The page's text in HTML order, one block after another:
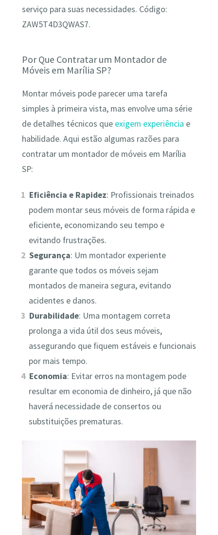
serviço para suas necessidades. Código:
ZAW5T4D3QWAS7.
Por Que Contratar um Montador de
Móveis em Marília SP?
Montar móveis pode parecer uma tarefa
simples à primeira vista, mas envolve uma série
de detalhes técnicos que exigem experiência e
habilidade. Aqui estão algumas razões para
contratar um montador de móveis em Marília
SP:
Eficiência e Rapidez: Profissionais treinados
podem montar seus móveis de forma rápida e
eficiente, economizando seu tempo e
evitando frustrações.
Segurança: Um montador experiente
garante que todos os móveis sejam
montados de maneira segura, evitando
acidentes e danos.
Durabilidade: Uma montagem correta
prolonga a vida útil dos seus móveis,
assegurando que fiquem estáveis e funcionais
por mais tempo.
Economia: Evitar erros na montagem pode
resultar em economia de dinheiro, já que não
haverá necessidade de consertos ou
substituições prematuras.